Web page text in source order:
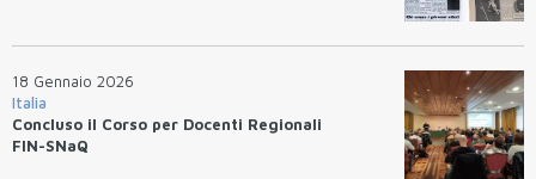
18 Gennaio 2026
Italia
Concluso il Corso per Docenti Regionali
FIN-SNaQ